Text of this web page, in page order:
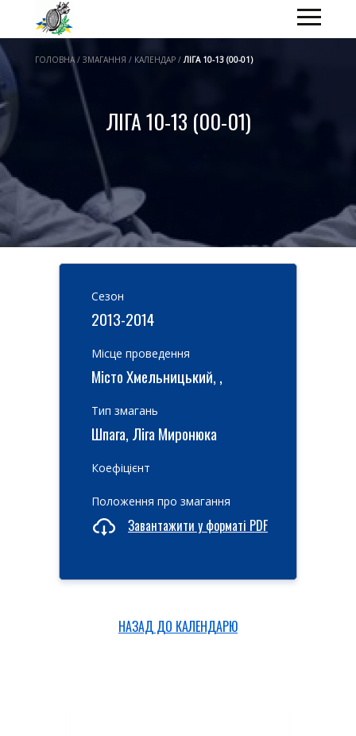
ГОЛОВНА / ЗМАГАННЯ / КАЛЕНДАР /ЛІГА 10-13 (00-01)
ЛІГА 10-13 (00-01)
Cезон
2013-2014
Місце проведення
Місто Хмельницький, ,
Тип змагань
Шпага, Ліга Миронюка
Коефіцієнт
Положення про змагання
Завантажити у форматі PDF
НАЗАД ДО КАЛЕНДАРЮ